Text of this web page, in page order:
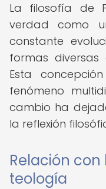
La filosofía de
verdad como
constante
formas diversas
Esta
fenómeno
cambio ha
la reflexión
Relación
teología